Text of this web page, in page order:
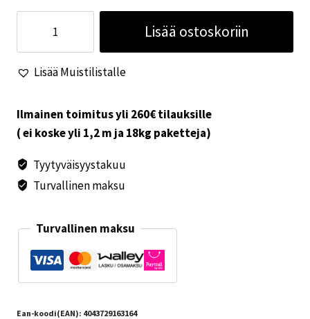
kpl
muki
määrä
Lisää ostoskoriin
Lisää Muistilistalle
Ilmainen toimitus yli 260€ tilauksille
( ei koske yli 1,2 m ja 18kg paketteja)
Tyytyväisyystakuu
Turvallinen maksu
Turvallinen maksu
Ean-koodi(EAN): 4043729163164